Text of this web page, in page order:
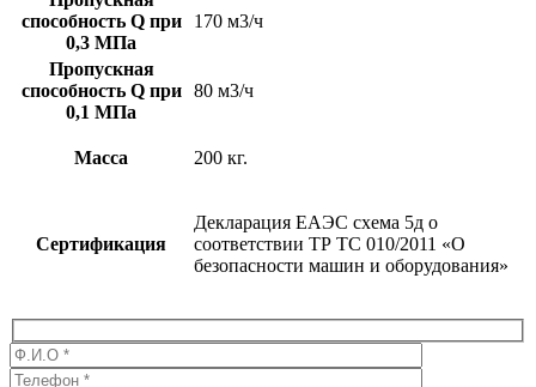
способность Q при
0,3 МПа
170 м3/ч
Пропускная
способность Q при
0,1 МПа
80 м3/ч
Масса 200 кг.
Сертификация
Декларация ЕАЭС схема 5д о
соответствии ТР ТС 010/2011 «О
безопасности машин и оборудования»